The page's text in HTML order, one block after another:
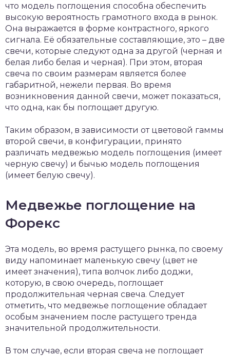
что модель поглощения способна обеспечить
высокую вероятность грамотного входа в рынок.
Она выражается в форме контрастного, яркого
сигнала. Её обязательные составляющие, это – две
свечи, которые следуют одна за другой (черная и
белая либо белая и черная). При этом, вторая
свеча по своим размерам является более
габаритной, нежели первая. Во время
возникновения данной свечи, может показаться,
что одна, как бы поглощает другую.
Таким образом, в зависимости от цветовой гаммы
второй свечи, в конфигурации, принято
различать медвежью модель поглощения (имеет
черную свечу) и бычью модель поглощения
(имеет белую свечу).
Медвежье поглощение на
Форекс
Эта модель, во время растущего рынка, по своему
виду напоминает маленькую свечу (цвет не
имеет значения), типа волчок либо доджи,
которую, в свою очередь, поглощает
продолжительная черная свеча. Следует
отметить, что медвежье поглощение обладает
особым значением после растущего тренда
значительной продолжительности.
В том случае, если вторая свеча не поглощает